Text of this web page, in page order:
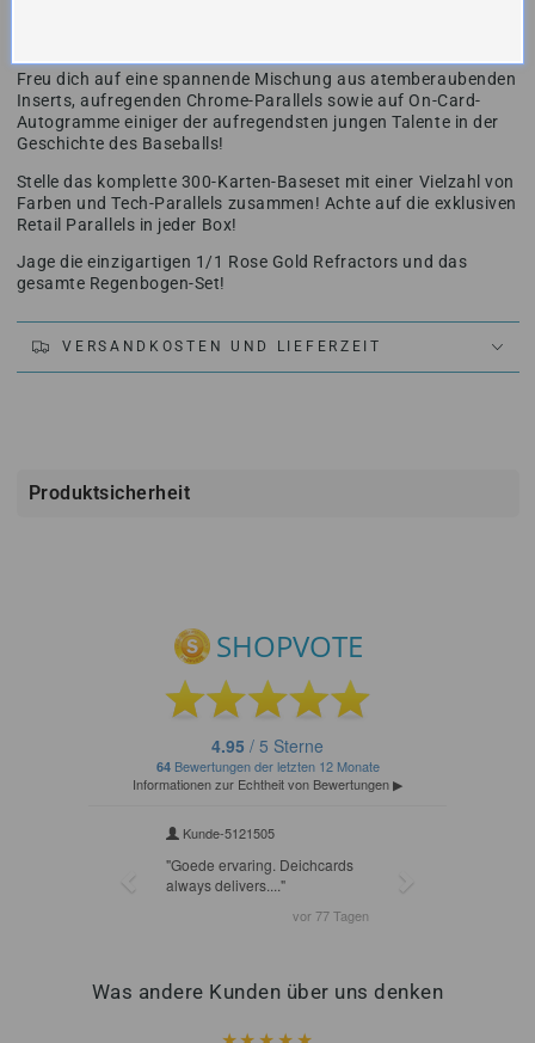
Freu dich auf eine spannende Mischung aus atemberaubenden
Inserts, aufregenden Chrome-Parallels sowie auf On-Card-
Autogramme einiger der aufregendsten jungen Talente in der
Geschichte des Baseballs!
Stelle das komplette 300-Karten-Baseset mit einer Vielzahl von
Farben und Tech-Parallels zusammen! Achte auf die exklusiven
Retail Parallels in jeder Box!
Jage die einzigartigen 1/1 Rose Gold Refractors und das
gesamte Regenbogen-Set!
VERSANDKOSTEN UND LIEFERZEIT
Produktsicherheit
Was andere Kunden über uns denken